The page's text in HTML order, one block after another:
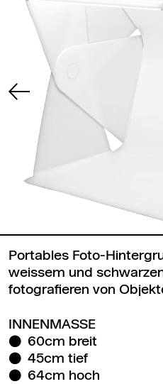
Portables Foto-
weissem und
fotografieren von
INNENMASSE
60cm breit
45cm tief
64cm hoch